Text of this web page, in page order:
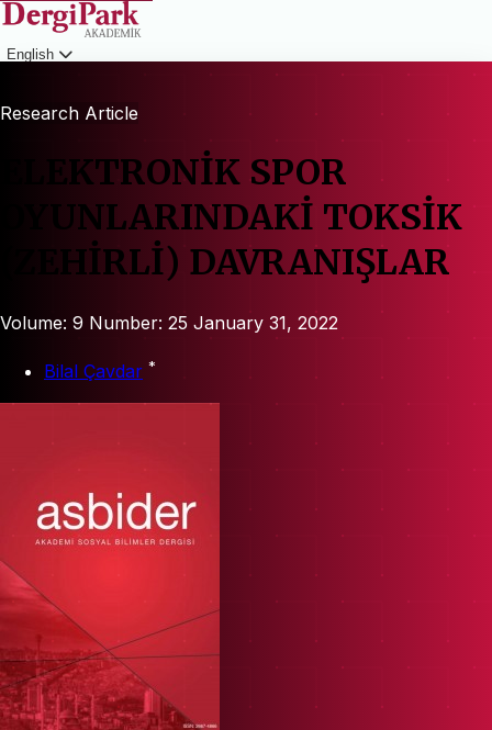
English
Research Article
ELEKTRONİK SPOR
OYUNLARINDAKİ TOKSİK
(ZEHİRLİ) DAVRANIŞLAR
Volume: 9 Number: 25 January 31, 2022
Bilal Çavdar *